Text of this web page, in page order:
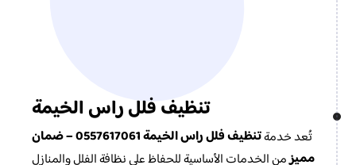
تنظيف فلل راس الخيمة
تُعد خدمةتنظيف فلل راس الخيمة
0557617061 – ضمان
مميزمن الخدمات الأساسية للحفاظ على نظافة الفلل والمنازل